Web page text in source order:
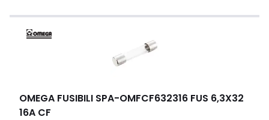
OMEGA FUSIBILI SPA-OMFCF632316 FUS 6,3X32
16A CF